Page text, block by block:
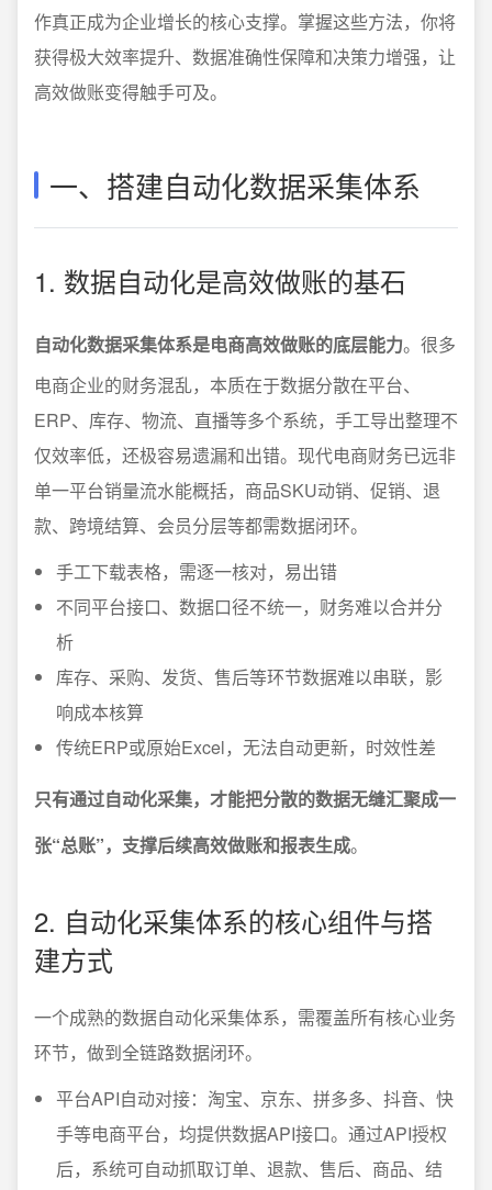
作真正成为企业增长的核心支撑。掌握这些方法，你将
获得极大效率提升、数据准确性保障和决策力增强，让
高效做账变得触手可及。
一、搭建自动化数据采集体系
1. 数据自动化是高效做账的基石
自动化数据采集体系是电商高效做账的底层能力。很多
电商企业的财务混乱，本质在于数据分散在平台、
ERP、库存、物流、直播等多个系统，手工导出整理不
仅效率低，还极容易遗漏和出错。现代电商财务已远非
单一平台销量流水能概括，商品SKU动销、促销、退
款、跨境结算、会员分层等都需数据闭环。
手工下载表格，需逐一核对，易出错
不同平台接口、数据口径不统一，财务难以合并分
析
库存、采购、发货、售后等环节数据难以串联，影
响成本核算
传统ERP或原始Excel，无法自动更新，时效性差
只有通过自动化采集，才能把分散的数据无缝汇聚成一
张“总账”，支撑后续高效做账和报表生成。
2. 自动化采集体系的核心组件与搭
建方式
一个成熟的数据自动化采集体系，需覆盖所有核心业务
环节，做到全链路数据闭环。
平台API自动对接：淘宝、京东、拼多多、抖音、快
手等电商平台，均提供数据API接口。通过API授权
后，系统可自动抓取订单、退款、售后、商品、结